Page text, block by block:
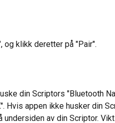
og klikk deretter på "Pair".
din Scriptors "Bluetooth
Hvis appen ikke husker din
av din Scriptor.